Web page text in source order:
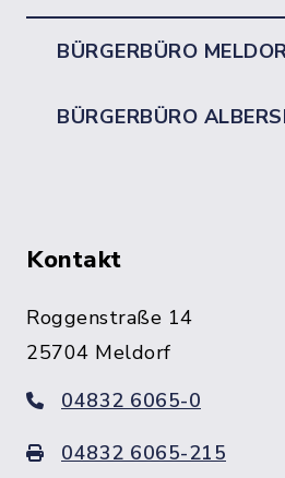
BÜRGERBÜRO
BÜRGERBÜRO
Kontakt
Roggenstraße 14
25704 Meldorf
04832 6065-0
04832 6065-215